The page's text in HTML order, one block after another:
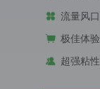
流量风口
极佳体验
超强粘性